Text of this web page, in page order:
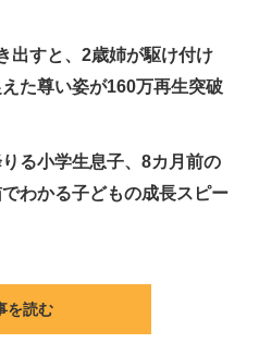
出すと、2歳姉が駆け付け
尊い姿が160万再生突破
る小学生息子、8カ月前の
かる子どもの成長スピー
を読む